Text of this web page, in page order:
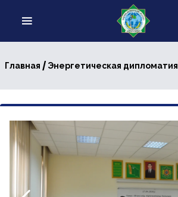
Главная / Энергетическая дипломатия